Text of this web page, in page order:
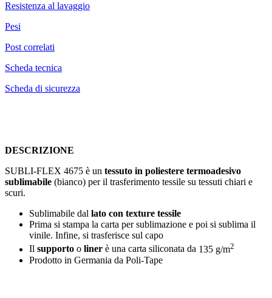
Resistenza al lavaggio
Pesi
Post correlati
Scheda tecnica
Scheda di sicurezza
DESCRIZIONE
SUBLI-FLEX 4675 è un tessuto in poliestere termoadesivo
sublimabile (bianco) per il trasferimento tessile su tessuti chiari e
scuri.
Sublimabile dal lato con texture tessile
Prima si stampa la carta per sublimazione e poi si sublima il
vinile. Infine, si trasferisce sul capo
Il supporto o liner è una carta siliconata da 135 g/m2
Prodotto in Germania da Poli-Tape